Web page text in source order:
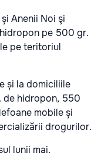
Anenii Noi şi
pe 500 gr.
pe teritoriul
și la domiciliile
hidropon, 550
mobile și
drogurilor.
lunii mai.